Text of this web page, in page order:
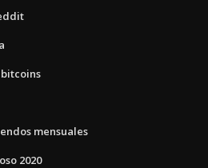
mensuales
2020